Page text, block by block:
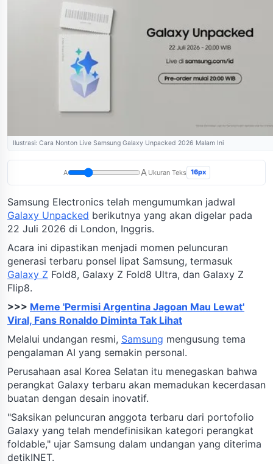
Ilustrasi: Cara Nonton Live Samsung Galaxy Unpacked 2026 Malam Ini
A A Ukuran Teks 16px
Samsung Electronics telah mengumumkan jadwal
Galaxy Unpacked berikutnya yang akan digelar pada
22 Juli 2026 di London, Inggris.
Acara ini dipastikan menjadi momen peluncuran
generasi terbaru ponsel lipat Samsung, termasuk
Galaxy Z Fold8, Galaxy Z Fold8 Ultra, dan Galaxy Z
Flip8.
>>> Meme 'Permisi Argentina Jagoan Mau Lewat'
Viral, Fans Ronaldo Diminta Tak Lihat
Melalui undangan resmi, Samsung mengusung tema
pengalaman AI yang semakin personal.
Perusahaan asal Korea Selatan itu menegaskan bahwa
perangkat Galaxy terbaru akan memadukan kecerdasan
buatan dengan desain inovatif.
"Saksikan peluncuran anggota terbaru dari portofolio
Galaxy yang telah mendefinisikan kategori perangkat
foldable," ujar Samsung dalam undangan yang diterima
detikINET.